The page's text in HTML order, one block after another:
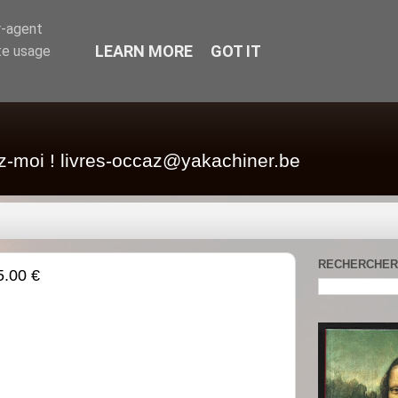
moi ! livres-occaz@yakachiner.be
€
agent
usage
LEARN MORE GOT IT